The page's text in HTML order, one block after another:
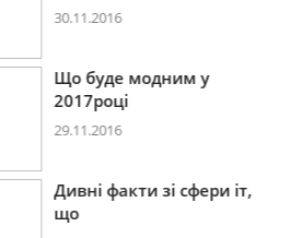
30.11.2016
Що буде модним у
2017році
29.11.2016
Дивні факти зі сфери іт,